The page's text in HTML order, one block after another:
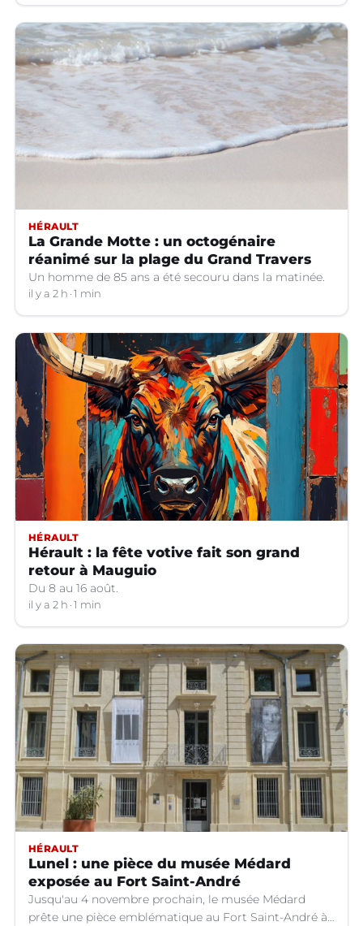
HÉRAULT
La Grande Motte : un octogénaire
réanimé sur la plage du Grand Travers
Un homme de 85 ans a été secouru dans la matinée.
il y a 2 h 1 min
HÉRAULT
Hérault : la fête votive fait son grand
retour à Mauguio
Du 8 au 16 août.
il y a 2 h 1 min
HÉRAULT
Lunel : une pièce du musée Médard
exposée au Fort Saint-André
Jusqu'au 4 novembre prochain, le musée Médard
prête une pièce emblématique au Fort Saint-André à